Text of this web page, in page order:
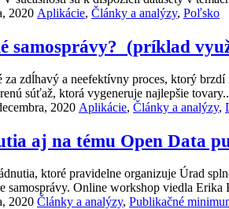
2020 Kategórie
Aplikácie, Články a analýzy, Poľsko
samosprávy? (príklad
za zdĺhavý a neefektívny proces, ktorý
súťaž, ktorá vygeneruje najlepšie
2020 Kategórie
Aplikácie, Články a analýzy,
aj na tému Open Data
ktoré pravidelne organizuje Úrad
samosprávy. Online workshop viedla Erika
2020 Kategórie
Články a analýzy, Publikačné